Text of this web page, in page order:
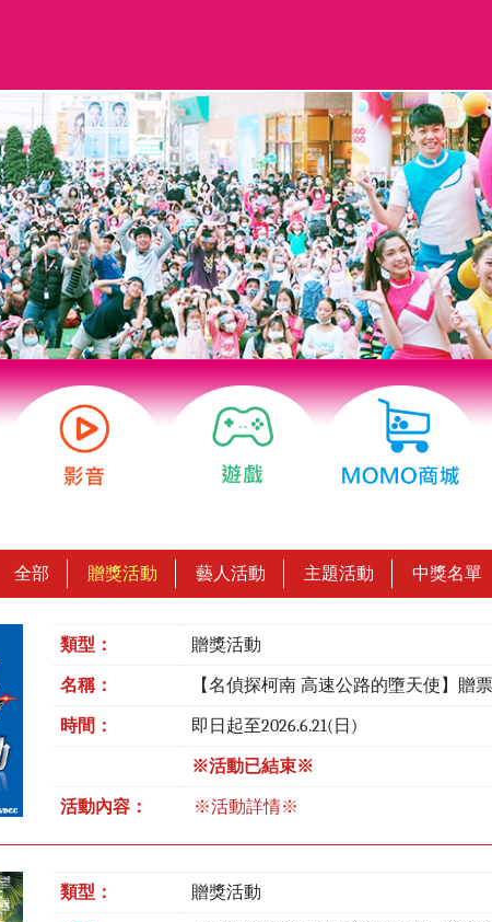
全部 贈獎活動 藝人活動 主題活動 中獎名單
類型： 贈獎活動
名稱： 【名偵探柯南 高速公路的墮天使】贈
時間： 即日起至2026.6.21(日)
※活動已結束※
活動內容： ※活動詳情※
類型： 贈獎活動